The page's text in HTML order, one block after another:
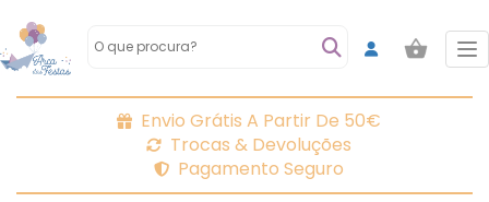
Envio Grátis A Partir De 50€
Trocas & Devoluções
Pagamento Seguro